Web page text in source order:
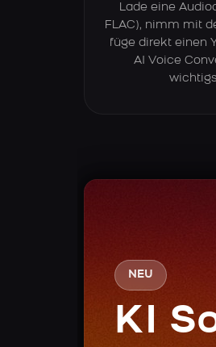
Lade eine
FLAC), nimm mit
füge direkt einen
AI Voice
NEU
KI